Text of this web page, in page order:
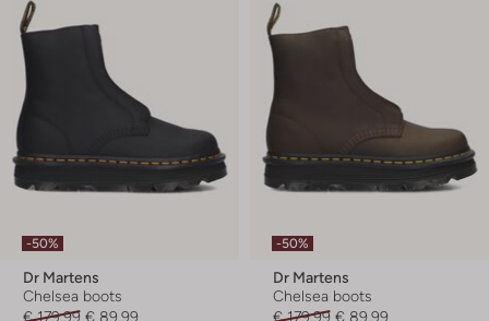
-50%
Dr Martens
Chelsea boots
€ 179,99 € 89,99
-50%
Dr Martens
Chelsea boots
€ 179,99 € 89,99